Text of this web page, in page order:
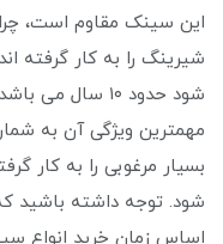
این سینک مقاوم است،
شیرینگ را به کار گرفته
شود حدود ۱۰
مهمترین ویژگی آن به
بسیار مرغوبی را به کار
اساس زمان خرید انواع